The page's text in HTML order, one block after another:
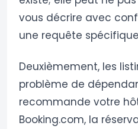
vous décrire avec
une requête
Deuxièmement, les
problème de
recommande votre
Booking.com, la